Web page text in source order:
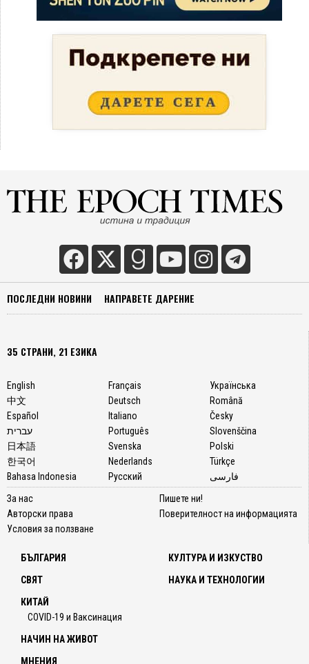
ПОСЛЕДНИ НОВИНИ НАПРАВЕТЕ ДАРЕНИЕ
35 СТРАНИ, 21 ЕЗИКА
English
中文
Español
עברית
日本語
한국어
Bahasa Indonesia
Français
Deutsch
Italiano
Português
Svenska
Nederlands
Русский
Українська
Română
Česky
Slovenščina
Polski
Türkçe
فارسی
За нас
Авторски права
Условия за ползване
Пишете ни!
Поверителност на информацията
БЪЛГАРИЯ
СВЯТ
КИТАЙ
COVID-19 и Ваксинация
КУЛТУРА И ИЗКУСТВО
НАУКА И ТЕХНОЛОГИИ
НАЧИН НА ЖИВОТ
МНЕНИЯ